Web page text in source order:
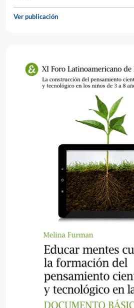
Ver publicación